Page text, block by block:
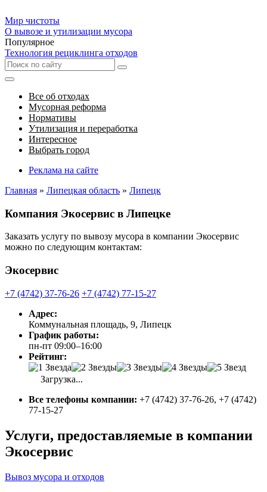
Мир чистоты
О вывозе и утилизации мусора
Популярное
Технология рециклинга отходов
Все об отходах
Мусорная реформа
Нормативы
Утилизация и переработка
Интересное
Выбрать город
Реклама на сайте
Главная » Липецкая область » Липецк
Компания Экосервис в Липецке
Заказать услугу по вывозу мусора в компании Экосервис
можно по следующим контактам:
Экосервис
+7 (4742) 37-76-26 +7 (4742) 77-15-27
Адрес:
Коммунальная площадь, 9, Липецк
График работы:
пн-пт 09:00–16:00
Рейтинг:
Загрузка...
Все телефоны компании: +7 (4742) 37-76-26, +7 (4742)
77-15-27
Услуги, предоставляемые в компании
Экосервис
Вывоз мусора и отходов